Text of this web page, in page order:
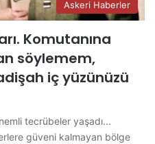
Askeri Haberler
Komutanına
söylemem,
iç yüzünüzü
tecrübeler yaşadı...
güveni kalmayan bölge